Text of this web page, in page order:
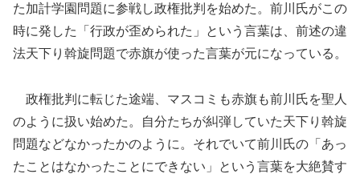
た加計学園問題に参戦し政権批判を始めた。前川氏がこの
時に発した「行政が歪められた」という言葉は、前述の違
法天下り斡旋問題で赤旗が使った言葉が元になっている。
政権批判に転じた途端、マスコミも赤旗も前川氏を聖人
のように扱い始めた。自分たちが糾弾していた天下り斡旋
問題などなかったかのように。それでいて前川氏の「あっ
たことはなかったことにできない」という言葉を大絶賛す